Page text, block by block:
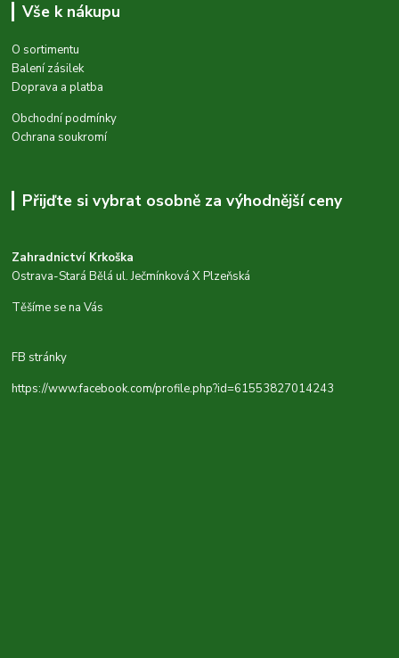
Vše k nákupu
O sortimentu
Balení zásilek
Doprava a platba
Obchodní podmínky
Ochrana soukromí
Přijďte si vybrat osobně za výhodnější ceny
Zahradnictví Krkoška
Ostrava-Stará Bělá ul. Ječmínková X Plzeňská
Těšíme se na Vás
FB stránky
https://www.facebook.com/profile.php?id=61553827014243